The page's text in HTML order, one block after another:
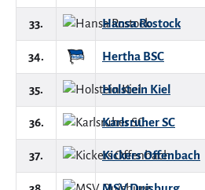
33. Hansa Rostock
34. Hertha BSC
35. Holstein Kiel
36. Karlsruher SC
37. Kickers Offenbach